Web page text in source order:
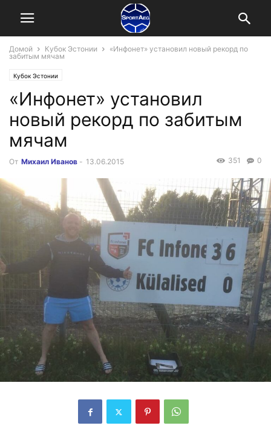
Домой Кубок Эстонии
«Инфонет» установил новый рекорд по
забитым мячам
Кубок Эстонии
«Инфонет» установил
новый рекорд по забитым
мячам
От Михаил Иванов - 13.06.2015 0
351